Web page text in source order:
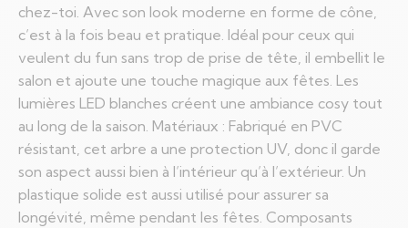
chez-toi. Avec son look moderne en forme de cône,
c’est à la fois beau et pratique. Idéal pour ceux qui
veulent du fun sans trop de prise de tête, il embellit le
salon et ajoute une touche magique aux fêtes. Les
lumières LED blanches créent une ambiance cosy tout
au long de la saison. Matériaux : Fabriqué en PVC
résistant, cet arbre a une protection UV, donc il garde
son aspect aussi bien à l’intérieur qu’à l’extérieur. Un
plastique solide est aussi utilisé pour assurer sa
longévité, même pendant les fêtes. Composants